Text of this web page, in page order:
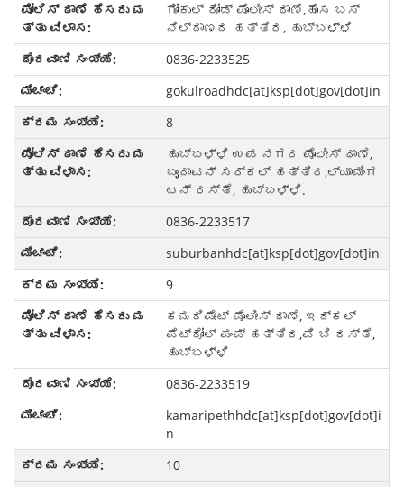
ಗೋಕುಲ್ ರೋಡ್ ಪೊಲೀಸ್ ಠಾಣೆ,ಹೊಸ ಬಸ್
ನಿಲ್ದಾಣದ ಹತ್ತಿರ, ಹುಬ್ಬಳ್ಳಿ
0836-2233525
gokulroadhdc[at]ksp[dot]gov[dot]in
8
ಹುಬ್ಬಳ್ಳಿ ಉಪ ನಗರ ಪೊಲೀಸ್ ಠಾಣೆ,
ಬೃಂದಾವನ್ ಸರ್ಕಲ್ ಹತ್ತಿರ,ಲ್ಯಾಮಿಂಗ
ಟನ್ ರಸ್ತೆ, ಹುಬ್ಬಳ್ಳಿ.
0836-2233517
suburbanhdc[at]ksp[dot]gov[dot]in
9
ಕಮರಿಪೇಟ್ ಪೊಲೀಸ್ ಠಾಣೆ, ಇರ್ಕಲ್
ಪೆಟ್ರೋಲ್ ಪಂಪ್ ಹತ್ತಿರ,ಪಿ ಬಿ ರಸ್ತೆ,
ಹುಬ್ಬಳ್ಳಿ
0836-2233519
kamaripethhdc[at]ksp[dot]gov[dot]i
n
10